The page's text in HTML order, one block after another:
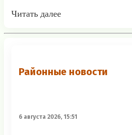
Читать далее
Районные новости
6 августа 2026, 15:51